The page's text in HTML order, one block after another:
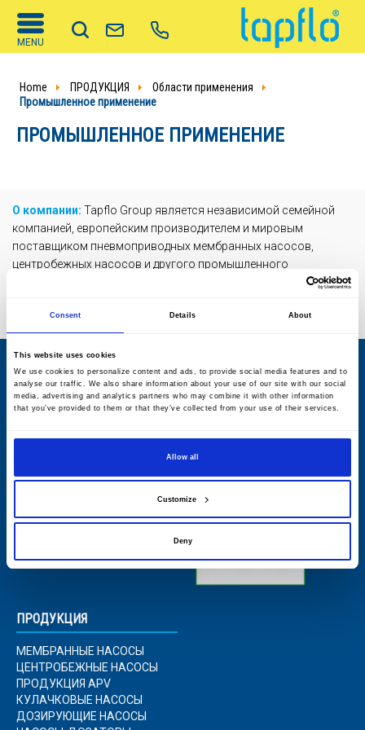
Consent Details About
This website uses cookies
We use cookies to personalize content and ads, to provide social media features and to
analyse our traffic. We also share information about your use of our site with our social
media, advertising and analytics partners who may combine it with other information
that you’ve provided to them or that they’ve collected from your use of their services.
Allow all
Customize
Deny
MENU
Home ПРОДУКЦИЯ
Области применения
Промышленное применение
ПРОМЫШЛЕННОЕ ПРИМЕНЕНИЕ
О компании: Tapflo Group является независимой семейной
компанией, европейским производителем и мировым
поставщиком пневмоприводных мембранных насосов,
центробежных насосов и другого промышленного
оборудования. Представительства компании Tapflo успешно
нашей продукции - более чем в 45 странах мира.
О НАС
ПРАКТИКУМ
DELIVERED BY
ПРОДУКЦИЯ
МЕМБРАННЫЕ НАСОСЫ
ЦЕНТРОБЕЖНЫЕ НАСОСЫ
ПРОДУКЦИЯ APV
КУЛАЧКОВЫЕ НАСОСЫ
ДОЗИРУЮЩИЕ НАСОСЫ